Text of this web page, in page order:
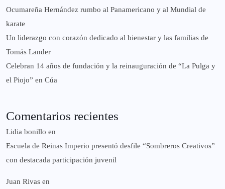
Ocumareña Hernández rumbo al Panamericano y al Mundial de
karate
Un liderazgo con corazón dedicado al bienestar y las familias de
Tomás Lander
Celebran 14 años de fundación y la reinauguración de “La Pulga y
el Piojo” en Cúa
Comentarios recientes
Lidia bonillo en
Escuela de Reinas Imperio presentó desfile “Sombreros Creativos”
con destacada participación juvenil
Juan Rivas en